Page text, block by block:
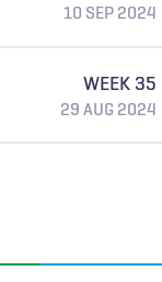
10 SEP 2024
WEEK 35
29 AUG 2024